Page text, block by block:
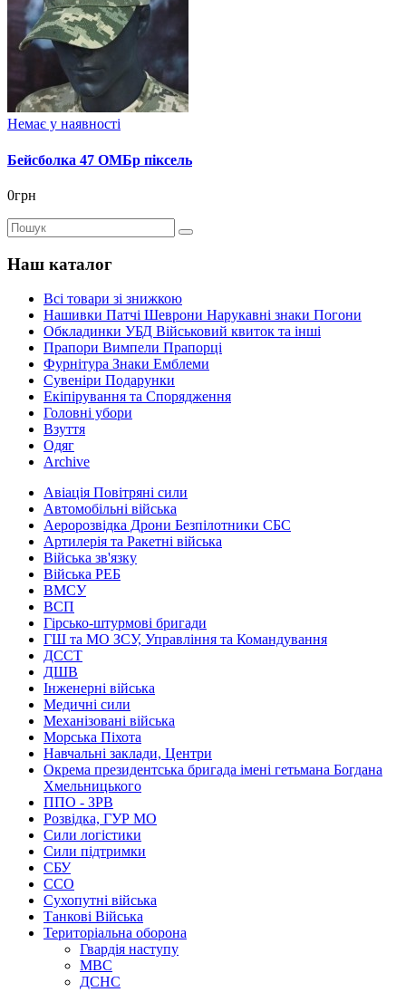
Немає у наявності
Бейсболка 47 ОМБр піксель
0грн
Наш каталог
Всі товари зі знижкою
Нашивки Патчі Шеврони Нарукавні знаки Погони
Обкладинки УБД Військовий квиток та інші
Прапори Вимпели Прапорці
Фурнітура Знаки Емблеми
Сувеніри Подарунки
Екіпірування та Спорядження
Головні убори
Взуття
Одяг
Archive
Авіація Повітряні сили
Автомобільні війська
Аеророзвідка Дрони Безпілотники СБС
Артилерія та Ракетні війська
Війська зв'язку
Війська РЕБ
ВМСУ
ВСП
Гірсько-штурмові бригади
ГШ та МО ЗСУ, Управління та Командування
ДССТ
ДШВ
Інженерні війська
Медичні сили
Механізовані війська
Морська Піхота
Навчальні заклади, Центри
Окрема президентська бригада імені гетьмана Богдана
Хмельницького
ППО - ЗРВ
Розвідка, ГУР МО
Сили логістики
Сили підтримки
СБУ
ССО
Сухопутні війська
Танкові Війська
Територіальна оборона
Гвардія наступу
МВС
ДСНС